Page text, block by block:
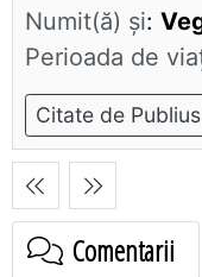
Numit(ă) și:
Perioada de
Citate de
Comentarii